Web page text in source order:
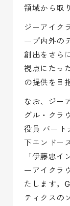
領域から取
ジーアイク
ープ内外の
創出をさら
視点にたっ
の提供を目
なお、ジー
グル・クラ
役員 パート
下エンドー
「伊藤忠
ーアイクラ
たします。
ティクスの